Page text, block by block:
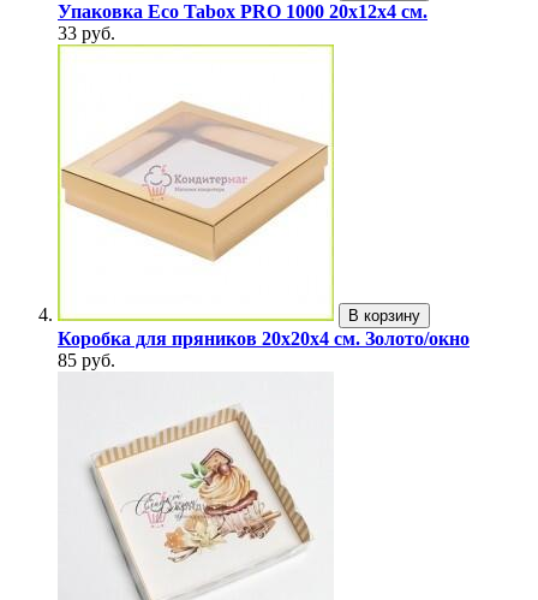
Упаковка Eco Tabox PRO 1000 20х12х4 см.
33 руб.
В корзину
Коробка для пряников 20х20х4 см. Золото/окно
85 руб.